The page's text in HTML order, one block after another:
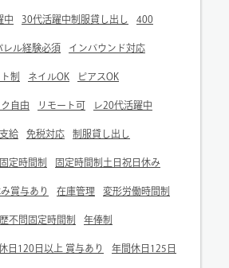
中 30代活躍中制服貸し出し 400
レル経験必須 インバウンド対応
制 ネイルOK ピアスOK
自由 リモート可 レ20代活躍中
給 免税対応 制服貸し出し
固定時間制 固定時間制土日祝日休み
賞与あり 在庫管理 変形労働時間制
不問固定時間制 年俸制
日120日以上 賞与あり 年間休日125日